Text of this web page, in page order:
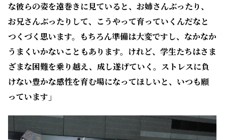
な彼らの姿を遠巻きに見ていると、お姉さんぶったり、
お兄さんぶったりして、こうやって育っていくんだなと
つくづく思います。もちろん準備は大変ですし、なかなか
うまくいかないこともあります。けれど、学生たちはさま
ざまな困難を乗り越え、成し遂げていく。ストレスに負
けない豊かな感性を育む場になってほしいと、いつも願
っています」